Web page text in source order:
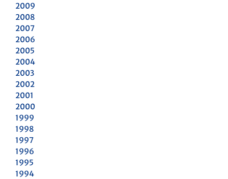
2009
2008
2007
2006
2005
2004
2003
2002
2001
2000
1999
1998
1997
1996
1995
1994